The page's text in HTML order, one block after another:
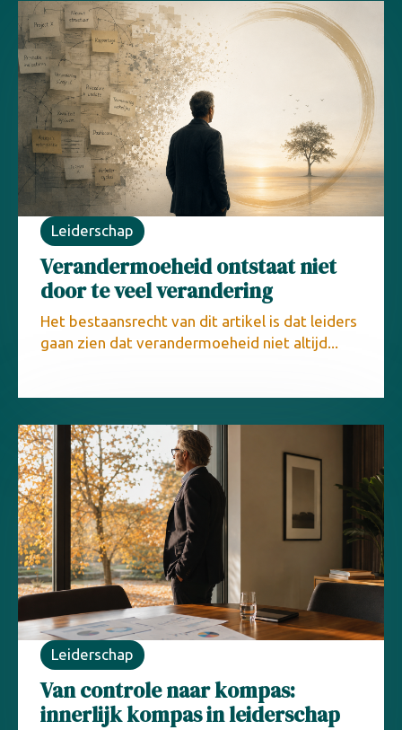
Leiderschap
Verandermoeheid ontstaat niet
door te veel verandering
Het bestaansrecht van dit artikel is dat leiders
gaan zien dat verandermoeheid niet altijd...
Leiderschap
Van controle naar kompas:
innerlijk kompas in leiderschap